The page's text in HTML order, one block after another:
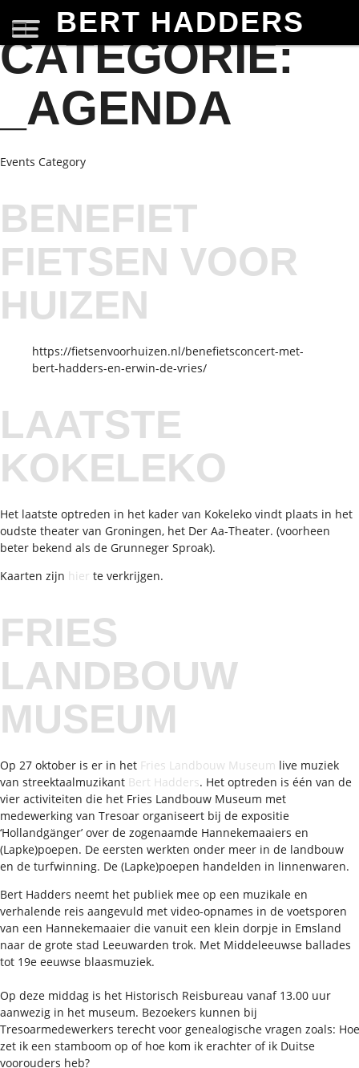
BERT HADDERS
CATEGORIE:
_AGENDA
Events Category
BENEFIET
FIETSEN VOOR
HUIZEN
https://fietsenvoorhuizen.nl/benefietsconcert-met-
bert-hadders-en-erwin-de-vries/
LAATSTE
KOKELEKO
Het laatste optreden in het kader van Kokeleko vindt plaats in het
oudste theater van Groningen, het Der Aa-Theater. (voorheen
beter bekend als de Grunneger Sproak).
Kaarten zijn hier te verkrijgen.
FRIES
LANDBOUW
MUSEUM
Op 27 oktober is er in het Fries Landbouw Museum live muziek
van streektaalmuzikant Bert Hadders. Het optreden is één van de
vier activiteiten die het Fries Landbouw Museum met
medewerking van Tresoar organiseert bij de expositie
‘Hollandgänger’ over de zogenaamde Hannekemaaiers en
(Lapke)poepen. De eersten werkten onder meer in de landbouw
en de turfwinning. De (Lapke)poepen handelden in linnenwaren.
Bert Hadders neemt het publiek mee op een muzikale en
verhalende reis aangevuld met video-opnames in de voetsporen
van een Hannekemaaier die vanuit een klein dorpje in Emsland
naar de grote stad Leeuwarden trok. Met Middeleeuwse ballades
tot 19e eeuwse blaasmuziek.
Op deze middag is het Historisch Reisbureau vanaf 13.00 uur
aanwezig in het museum. Bezoekers kunnen bij
Tresoarmedewerkers terecht voor genealogische vragen zoals: Hoe
zet ik een stamboom op of hoe kom ik erachter of ik Duitse
voorouders heb?